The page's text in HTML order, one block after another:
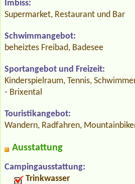
Imbiss:
Supermarket, Restaurant und Bar
Schwimmangebot:
beheiztes Freibad, Badesee
Sportangebot und Freizeit:
Kinderspielraum, Tennis,
- Brixental
Touristikangebot:
Wandern, Radfahren,
Ausstattung
Campingausstattung:
Trinkwasser